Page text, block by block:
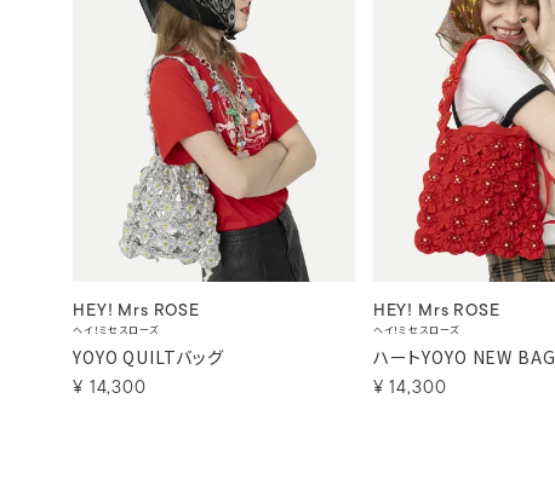
HEY! Mrs ROSE
ヘイ！ミセスローズ
YOYO QUILTバッグ
¥ 14,300
HEY! Mrs ROSE
ヘイ！ミセスローズ
ハートYOYO NEW BAG
¥ 14,300